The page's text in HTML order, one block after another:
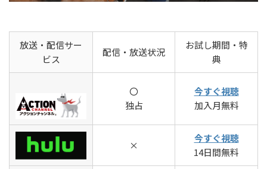
放送・配信サー
ビス
配信・放送状況
お試し期間・特
典
〇
独占
今すぐ視聴
加入月無料
×
今すぐ視聴
14日間無料